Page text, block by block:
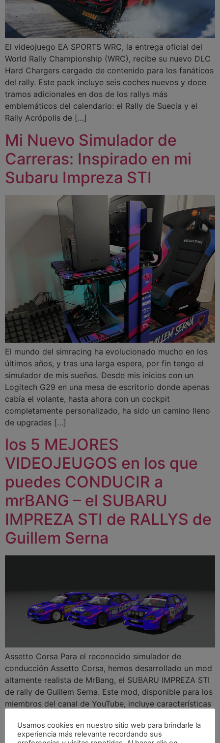
El videojuego EA SPORTS WRC, la entrega oficial del
World Rally Championship (WRC), recibe su nuevo DLC
Hard Chargers cargado de contenido para los fanáticos
del rally. Este pack incluye seis coches nuevos y doce
tramos adicionales en dos de los rallys más
emblemáticos del calendario: el Rally de Suecia y el
Rally Acrópolis de […]
Mi Nuevo Simulador de
Carreras: Inspirado en mi
Subaru Impreza STI
El mundo del simracing ha evolucionado mucho en los
últimos años, y tras una larga espera, por fin tengo el
simulador de mis sueños. Desde mis inicios con un
Logitech G29 en una mesa de escritorio donde apenas
cabía el volante, hasta ahora con un cockpit
completamente personalizado, ha sido un camino lleno
de upgrades […]
los 5 MEJORES
VIDEOJEUGOS en los que
puedes CONDUCIR a
mrBANG – el SUBARU
IMPREZA STI de RALLYS de
Guillem Serna
Assetto Corsa Para el reconocido simulador de
conducción Assetto Corsa, hemos desarrollado un mod
altamente realista de MrBang, el SUBARU IMPREZA STI
de rally de Guillem Serna. Este mod, disponible para los
miembros del canal de YouTube, incluye características
Subaru y una reproducción fiel del interior, incluyendo
Usamos cookies en nuestro sitio web para brindarle la
experiencia más relevante recordando sus